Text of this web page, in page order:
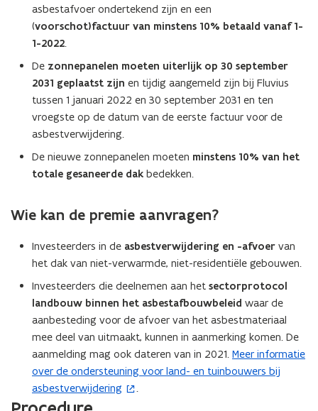
asbestafvoer ondertekend zijn en een
(voorschot)factuur van minstens 10% betaald vanaf1-
1-2022.
De zonnepanelen moeten uiterlijk op 30 september
2031 geplaatst zijn en tijdig aangemeld zijn bij Fluvius
tussen 1 januari 2022 en 30 september 2031 en ten
vroegste op de datum van de eerste factuur voor de
asbestverwijdering.
De nieuwe zonnepanelen moeten minstens 10% van het
totale gesaneerde dak bedekken.
Wie kan de premie aanvragen?
Investeerders in de asbestverwijdering en -afvoer van
het dak van niet-verwarmde, niet-residentiële gebouwen.
Investeerders die deelnemen aan het sectorprotocol
landbouw binnen het asbestafbouwbeleid waar de
aanbesteding voor de afvoer van het asbestmateriaal
mee deel van uitmaakt, kunnen in aanmerking komen. De
aanmelding mag ook dateren van in 2021. Meer informatie
over de ondersteuning voor land- en tuinbouwers bij
asbestverwijdering
(
o
.